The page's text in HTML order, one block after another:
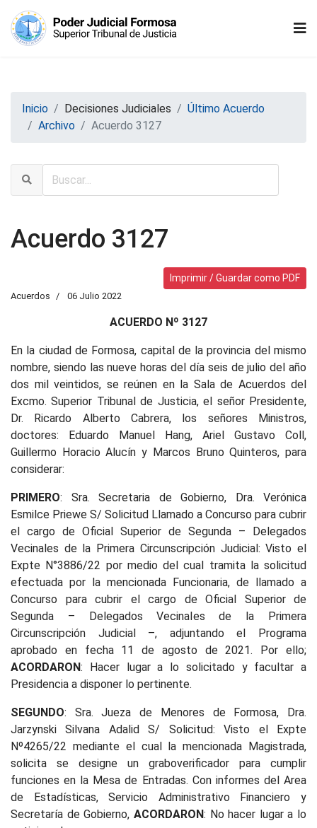
Inicio Decisiones Judiciales
Último Acuerdo
Archivo
Acuerdo 3127
Acuerdo 3127
Imprimir / Guardar como PDF
Acuerdos 06 Julio 2022
ACUERDO Nº 3127
En la ciudad de Formosa, capital de la provincia del mismo
nombre, siendo las nueve horas del día seis de julio del año
dos mil veintidos, se reúnen en la Sala de Acuerdos del
Excmo. Superior Tribunal de Justicia, el señor Presidente,
Dr. Ricardo Alberto Cabrera, los señores Ministros,
doctores: Eduardo Manuel Hang, Ariel Gustavo Coll,
Guillermo Horacio Alucín y Marcos Bruno Quinteros, para
considerar:
PRIMERO: Sra. Secretaria de Gobierno, Dra. Verónica
Esmilce Priewe S/ Solicitud Llamado a Concurso para cubrir
el cargo de Oficial Superior de Segunda – Delegados
Vecinales de la Primera Circunscripción Judicial: Visto el
Expte N°3886/22 por medio del cual tramita la solicitud
efectuada por la mencionada Funcionaria, de llamado a
Concurso para cubrir el cargo de Oficial Superior de
Segunda – Delegados Vecinales de la Primera
Circunscripción Judicial –, adjuntando el Programa
aprobado en fecha 11 de agosto de 2021. Por ello;
ACORDARON: Hacer lugar a lo solicitado y facultar a
Presidencia a disponer lo pertinente.
SEGUNDO: Sra. Jueza de Menores de Formosa, Dra.
Jarzynski Silvana Adalid S/ Solicitud: Visto el Expte
Nº4265/22 mediante el cual la mencionada Magistrada,
solicita se designe un graboverificador para cumplir
funciones en la Mesa de Entradas. Con informes del Area
de Estadísticas, Servicio Administrativo Financiero y
Secretaría de Gobierno, ACORDARON: No hacer lugar a lo